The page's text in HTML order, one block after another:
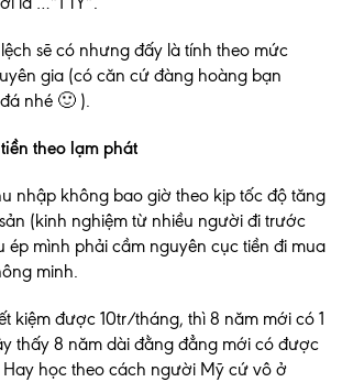
sẽ có nhưng đấy là tính theo mức
gia (có căn cứ đàng hoàng bạn
nhé 🙂 ).
theo lạm phát
nhập không bao giờ theo kịp tốc độ tăng
(kinh nghiệm từ nhiều người đi trước
ép mình phải cầm nguyên cục tiền đi mua
minh.
kiệm được 10tr/tháng, thì 8 năm mới có 1
thấy 8 năm dài đằng đẳng mới có được
học theo cách người Mỹ cứ vô ở